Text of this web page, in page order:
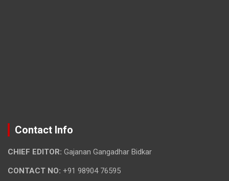
Contact Info
CHIEF EDITOR: Gajanan Gangadhar Bidkar
CONTACT NO: +91 98904 76595